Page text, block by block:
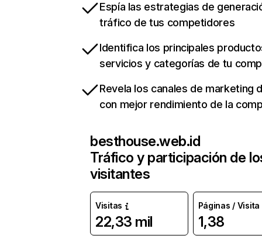
Espía las estrategias de
tráfico de tus competidores
Identifica los principales
servicios y categorías de tu
Revela los canales de marketing
con mejor rendimiento de la
besthouse.web.id
Tráfico y participación de
visitantes
Visitas
22,33 mil
Páginas / Visita
1,38